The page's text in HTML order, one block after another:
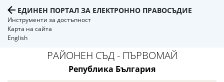
ЕДИНЕН ПОРТАЛ ЗА ЕЛЕКТРОННО ПРАВОСЪДИЕ
Инструменти за достъпност
Карта на сайта
English
РАЙОНЕН СЪД - ПЪРВОМАЙ
Република България